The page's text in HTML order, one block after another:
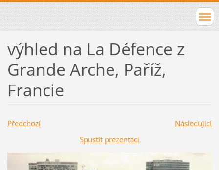
výhled na La Défence z
Grande Arche, Paříž,
Francie
Předchozí
Následující
Spustit prezentaci